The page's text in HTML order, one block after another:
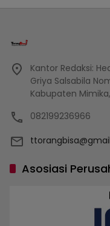
Kantor Redaksi:
Griya Salsabila
Kabupaten
082199236966
Asosiasi